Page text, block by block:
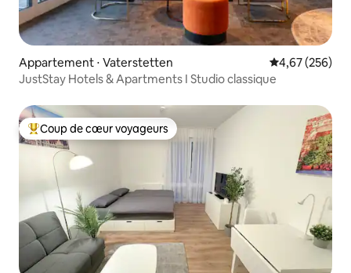
Appartement ⋅ Vaterstetten Évaluation
4,67 (256)
JustStay Hotels & Apartments I Studio classique
Coups de cœur voyageurs les plus appréciés
Coup de cœur voyageurs